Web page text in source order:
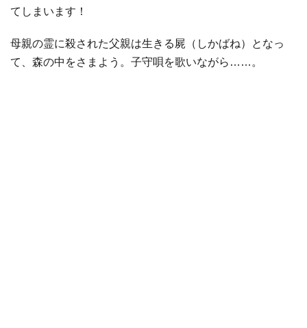
てしまいます！
母親の霊に殺された父親は生きる屍（しかばね）となっ
て、森の中をさまよう。子守唄を歌いながら……。